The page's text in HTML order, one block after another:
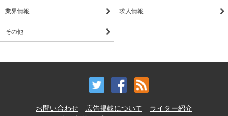
業界情報 求人情報
その他
お問い合わせ 広告掲載について
ライター紹介